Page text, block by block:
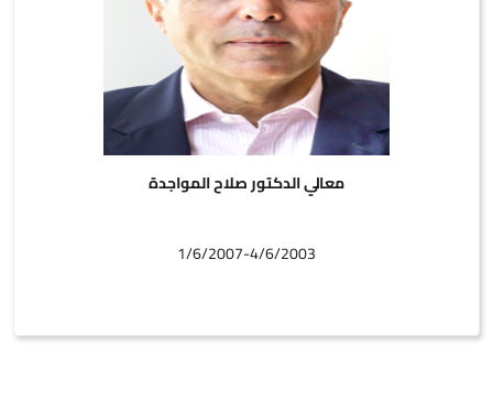
معالي الدكتور صلاح المواجدة
1/6/2007-4/6/2003